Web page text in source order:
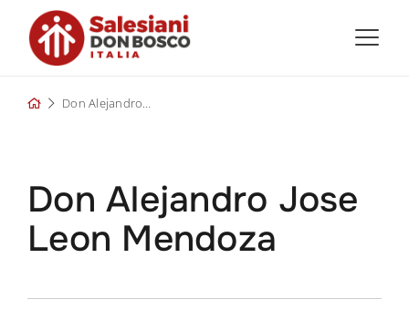
content
Don Alejandro Jose Leon Mendoza
Don Alejandro Jose
Leon Mendoza